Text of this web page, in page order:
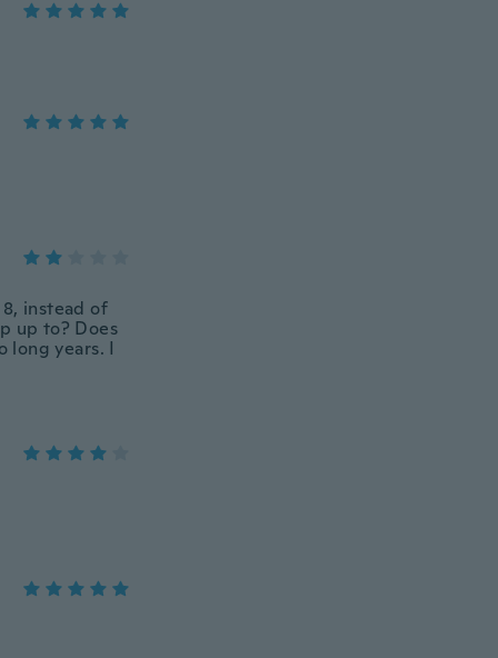
instead of
up to? Does
long years. I